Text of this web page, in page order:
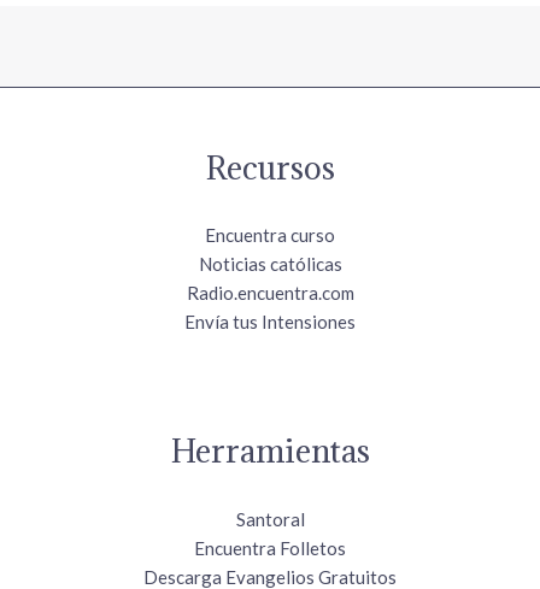
Recursos
Encuentra curso
Noticias católicas
Radio.encuentra.com
Envía tus Intensiones
Herramientas
Santoral
Encuentra Folletos
Descarga Evangelios Gratuitos